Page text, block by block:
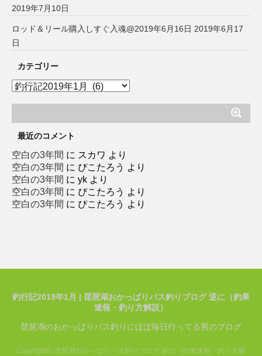
2019年7月10日
ロッド＆リール購入しすぐ入魂@2019年6月16日 2019年6月17
日
カテゴリー
カ
リ
ー最近のコメント
空白の3年間 に スカワ より
空白の3年間 に ぴこたろう より
空白の3年間 に yk より
空白の3年間 に ぴこたろう より
空白の3年間 に ぴこたろう より
釣行記2019年1月 | 琵琶湖おかっぱりバス釣りブログ 逆に（釣果
速報・釣り方解説）
琵琶湖のおかっぱりバス釣りにほぼ毎日行ってる男のブログ
Copyright© 琵琶湖おかっぱりバス釣りブログ 逆に（釣果速報・釣り方解